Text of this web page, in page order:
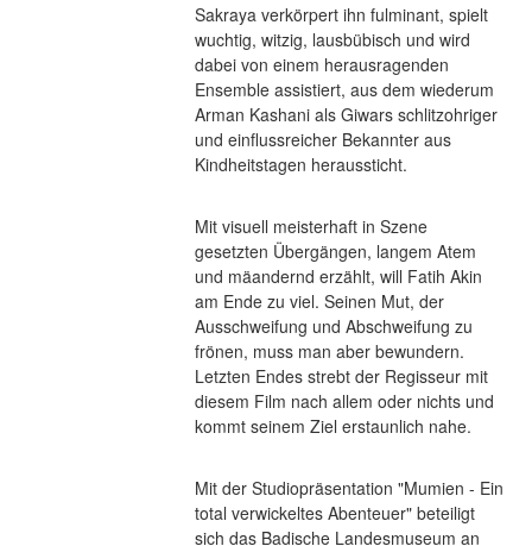
Sakraya verkörpert ihn fulminant, spielt
wuchtig, witzig, lausbübisch und wird
dabei von einem herausragenden
Ensemble assistiert, aus dem wiederum
Arman Kashani als Giwars schlitzohriger
und einflussreicher Bekannter aus
Kindheitstagen heraussticht.
Mit visuell meisterhaft in Szene
gesetzten Übergängen, langem Atem
und mäandernd erzählt, will Fatih Akin
am Ende zu viel. Seinen Mut, der
Ausschweifung und Abschweifung zu
frönen, muss man aber bewundern.
Letzten Endes strebt der Regisseur mit
diesem Film nach allem oder nichts und
kommt seinem Ziel erstaunlich nahe.
Mit der Studiopräsentation "Mumien - Ein
total verwickeltes Abenteuer" beteiligt
sich das Badische Landesmuseum an